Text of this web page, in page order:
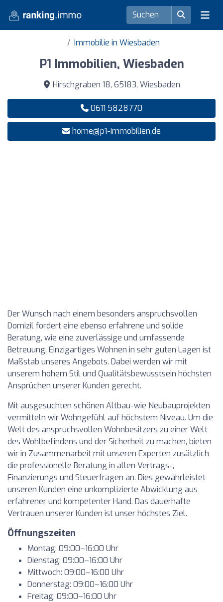
Immobilie in Wiesbaden
P1 Immobilien, Wiesbaden
Hirschgraben 18, 65183, Wiesbaden
0611 5828770
home@p1-immobilien.de
Der Wunsch nach einem besonders anspruchsvollen
Domizil fordert eine ebenso erfahrene und solide
Beratung, wie eine zuverlässige und umfassende
Betreuung. Einzigartiges Wohnen in sehr guten Lagen ist
Maßstab unseres Angebots. Dabei werden wir mit
unserem hohem Stil und Qualitätsbewusstsein höchsten
Ansprüchen unserer Kunden gerecht.
Mit ausgesuchten schönen Altbau-wie Neubauprojekten
vermitteln wir Wohngefühl auf höchstem Niveau. Um die
Welt des anspruchsvollen Wohnbesitzers zu einer Welt
des Wohlbefindens und der Sicherheit zu machen, bieten
wir in Zusammenarbeit mit unseren Experten zusätzlich
die professionelle Beratung in allen Vertrags-,
Finanzierungs und Steuerfragen an. Dies gewährleistet
unseren Kunden eine unkomplizierte Abwicklung aus
erfahrener und kompetenter Hand. Das dauerhafte
Vertrauen unserer Kunden ist unser höchstes Ziel.
Öffnungszeiten
Montag: 09:00–16:00 Uhr
Dienstag: 09:00–16:00 Uhr
Mittwoch: 09:00–16:00 Uhr
Donnerstag: 09:00–16:00 Uhr
Freitag: 09:00–16:00 Uhr